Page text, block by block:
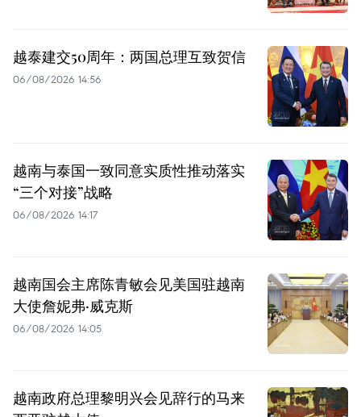
越泰建交50周年：两国总理互致贺信
06/08/2026 14:56
越南与泰国一致同意实质性推动落实
“三个对接”战略
06/08/2026 14:17
越南国会主席陈青敏会见美国驻越南
大使詹妮弗·威克斯
06/08/2026 14:05
越南政府总理黎明兴会见辞行的马来